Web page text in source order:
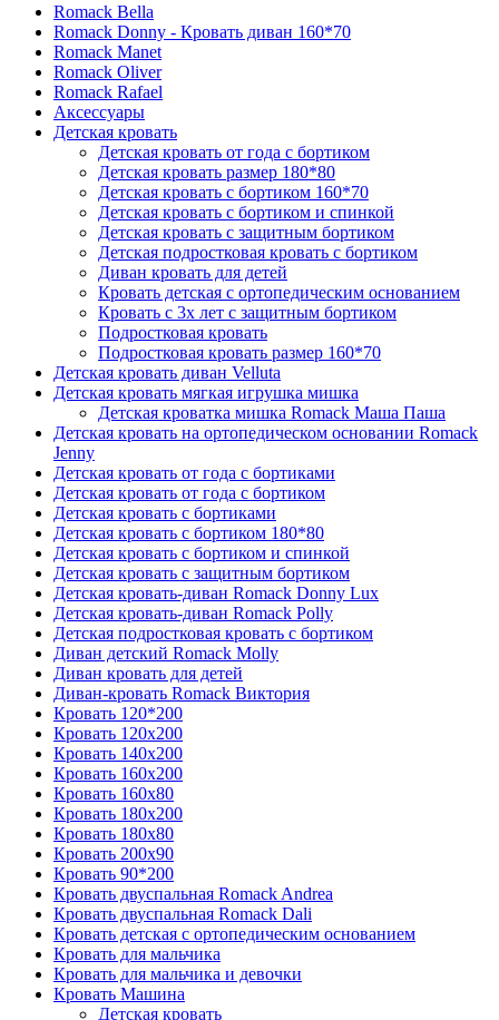
Romack Bella
Romack Donny - Кровать диван 160*70
Romack Manet
Romack Oliver
Romack Rafael
Аксессуары
Детская кровать
Детская кровать от года с бортиком
Детская кровать размер 180*80
Детская кровать с бортиком 160*70
Детская кровать с бортиком и спинкой
Детская кровать с защитным бортиком
Детская подростковая кровать с бортиком
Диван кровать для детей
Кровать детская с ортопедическим основанием
Кровать с 3х лет с защитным бортиком
Подростковая кровать
Подростковая кровать размер 160*70
Детская кровать диван Velluta
Детская кровать мягкая игрушка мишка
Детская кроватка мишка Romack Маша Паша
Детская кровать на ортопедическом основании Romack
Jenny
Детская кровать от года с бортиками
Детская кровать от года с бортиком
Детская кровать с бортиками
Детская кровать с бортиком 180*80
Детская кровать с бортиком и спинкой
Детская кровать с защитным бортиком
Детская кровать-диван Romack Donny Lux
Детская кровать-диван Romack Polly
Детская подростковая кровать с бортиком
Диван детский Romack Molly
Диван кровать для детей
Диван-кровать Romack Виктория
Кровать 120*200
Кровать 120x200
Кровать 140x200
Кровать 160x200
Кровать 160x80
Кровать 180x200
Кровать 180x80
Кровать 200x90
Кровать 90*200
Кровать двуспальная Romack Andrea
Кровать двуспальная Romack Dali
Кровать детская с ортопедическим основанием
Кровать для мальчика
Кровать для мальчика и девочки
Кровать Машина
Детская кровать